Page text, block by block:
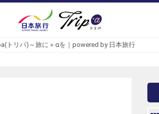
トリパ)～旅に＋αを｜powered by 日本旅行